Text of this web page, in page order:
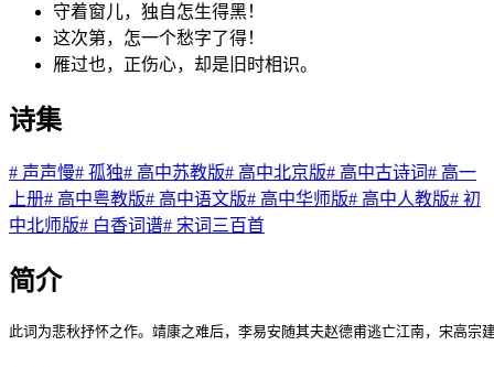
守着窗儿，独自怎生得黑！
这次第，怎一个愁字了得！
雁过也，正伤心，却是旧时相识。
诗集
# 声声慢# 孤独# 高中苏教版# 高中北京版# 高中古诗词# 高一
上册# 高中粤教版# 高中语文版# 高中华师版# 高中人教版# 初
中北师版# 白香词谱# 宋词三百首
简介
此词为悲秋抒怀之作。靖康之难后，李易安随其夫赵德甫逃亡江南，宋高